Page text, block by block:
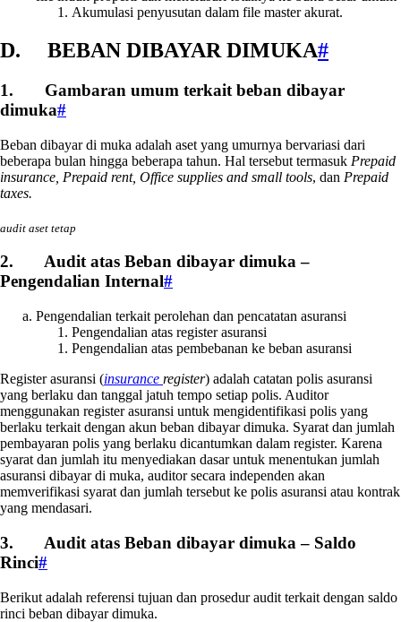
Akumulasi penyusutan dalam file master akurat.
D. BEBAN DIBAYAR DIMUKA#
1. Gambaran umum terkait beban dibayar
dimuka#
Beban dibayar di muka adalah aset yang umurnya bervariasi dari
beberapa bulan hingga beberapa tahun. Hal tersebut termasuk Prepaid
insurance, Prepaid rent, Office supplies and small tools, dan Prepaid
taxes.
audit aset tetap
2. Audit atas Beban dibayar dimuka –
Pengendalian Internal#
Pengendalian terkait perolehan dan pencatatan asuransi
Pengendalian atas register asuransi
Pengendalian atas pembebanan ke beban asuransi
Register asuransi (insurance register) adalah catatan polis asuransi
yang berlaku dan tanggal jatuh tempo setiap polis. Auditor
menggunakan register asuransi untuk mengidentifikasi polis yang
berlaku terkait dengan akun beban dibayar dimuka. Syarat dan jumlah
pembayaran polis yang berlaku dicantumkan dalam register. Karena
syarat dan jumlah itu menyediakan dasar untuk menentukan jumlah
asuransi dibayar di muka, auditor secara independen akan
memverifikasi syarat dan jumlah tersebut ke polis asuransi atau kontrak
yang mendasari.
3. Audit atas Beban dibayar dimuka – Saldo
Rinci#
Berikut adalah referensi tujuan dan prosedur audit terkait dengan saldo
rinci beban dibayar dimuka.